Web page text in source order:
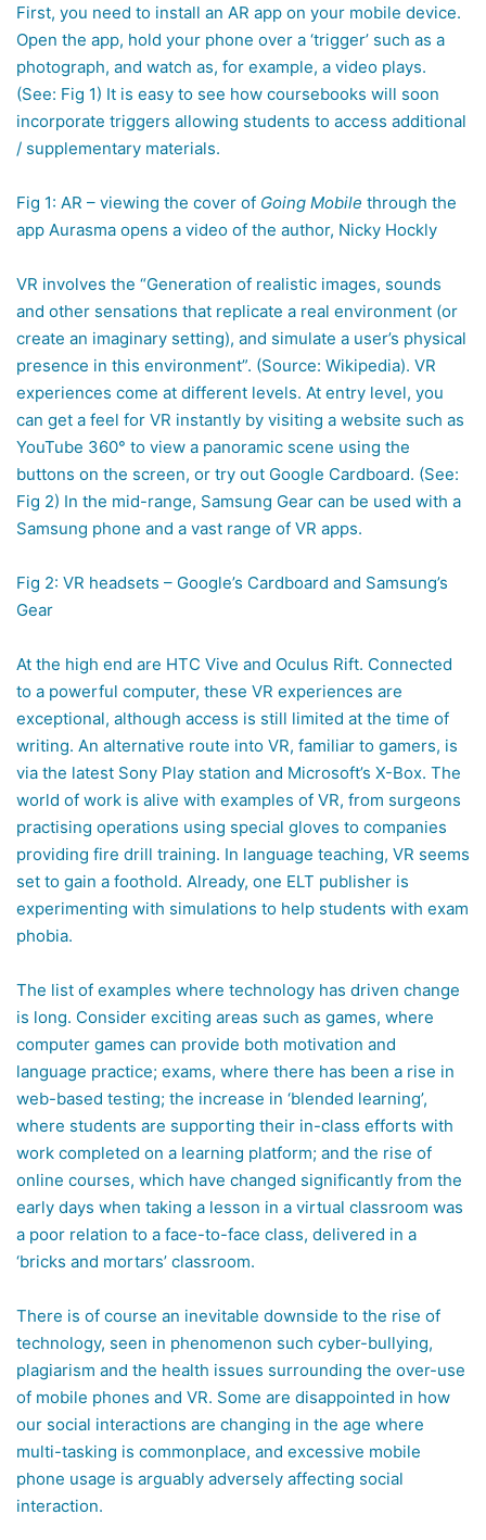
First, you need to install an AR app on your mobile device.
Open the app, hold your phone over a ‘trigger’ such as a
photograph, and watch as, for example, a video plays.
(See: Fig 1) It is easy to see how coursebooks will soon
incorporate triggers allowing students to access additional
/ supplementary materials.
Fig 1: AR – viewing the cover of Going Mobile through the
app Aurasma opens a video of the author, Nicky Hockly
VR involves the “Generation of realistic images, sounds
and other sensations that replicate a real environment (or
create an imaginary setting), and simulate a user’s physical
presence in this environment”. (Source: Wikipedia). VR
experiences come at different levels. At entry level, you
can get a feel for VR instantly by visiting a website such as
YouTube 360° to view a panoramic scene using the
buttons on the screen, or try out Google Cardboard. (See:
Fig 2) In the mid-range, Samsung Gear can be used with a
Samsung phone and a vast range of VR apps.
Fig 2: VR headsets – Google’s Cardboard and Samsung’s
Gear
At the high end are HTC Vive and Oculus Rift. Connected
to a powerful computer, these VR experiences are
exceptional, although access is still limited at the time of
writing. An alternative route into VR, familiar to gamers, is
via the latest Sony Play station and Microsoft’s X-Box. The
world of work is alive with examples of VR, from surgeons
practising operations using special gloves to companies
providing fire drill training. In language teaching, VR seems
set to gain a foothold. Already, one ELT publisher is
experimenting with simulations to help students with exam
phobia.
The list of examples where technology has driven change
is long. Consider exciting areas such as games, where
computer games can provide both motivation and
language practice; exams, where there has been a rise in
web-based testing; the increase in ‘blended learning’,
where students are supporting their in-class efforts with
work completed on a learning platform; and the rise of
online courses, which have changed significantly from the
early days when taking a lesson in a virtual classroom was
a poor relation to a face-to-face class, delivered in a
‘bricks and mortars’ classroom.
There is of course an inevitable downside to the rise of
technology, seen in phenomenon such cyber-bullying,
plagiarism and the health issues surrounding the over-use
of mobile phones and VR. Some are disappointed in how
our social interactions are changing in the age where
multi-tasking is commonplace, and excessive mobile
phone usage is arguably adversely affecting social
interaction.